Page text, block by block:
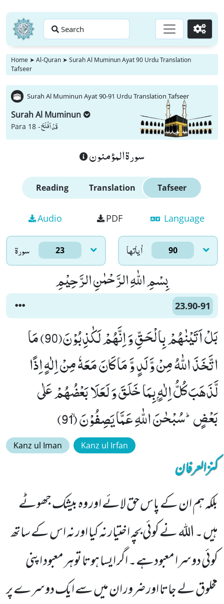
Search Go
Home ➤ Al-Quran ➤ Surah Al Muminun Ayat 90 Urdu Translation
Tafseer
Surah Al Muminun Ayat 90-91 Urdu Translation Tafseer
Surah Al Muminun
Para 18 -قَدْ اَفْلَحَ
سورة المؤمنون
Reading Translation Tafseer
Audio PDF Language
سورۃ 23 اٰياتها 90
بِسْمِ اللّٰهِ الرَّحْمٰنِ الرَّحِیْمِ
23.90-91
بَلْ اَتَیْنٰهُمْ بِالْحَقِّ وَ اِنَّهُمْ لَكٰذِبُوْنَ(90) مَا
اتَّخَذَ اللّٰهُ مِنْ وَّلَدٍ وَّ مَا كَانَ مَعَهٗ مِنْ اِلٰهٍ اِذًا
لَّذَهَبَ كُلُّ اِلٰهٍۭ بِمَا خَلَقَ وَ لَعَلَا بَعْضُهُمْ عَلٰى
بَعْضٍؕ-سُبْحٰنَ اللّٰهِ عَمَّا یَصِفُوْنَۙ (91)
Kanz ul Iman Kanz ul Irfan
کنزالعرفان
بلکہ ہم ان کے پاس حق لائے اور وہ بیشک جھوٹے
ہیں ۔ اللہ نے کوئی بچہ اختیار نہ کیا اور نہ اس کے ساتھ
کوئی دوسرا معبودہے۔ اگر ایسا ہوتا توہر معبود اپنی
مخلوق لے جاتا اور ضرور ان میں سے ایک دوسرے پر